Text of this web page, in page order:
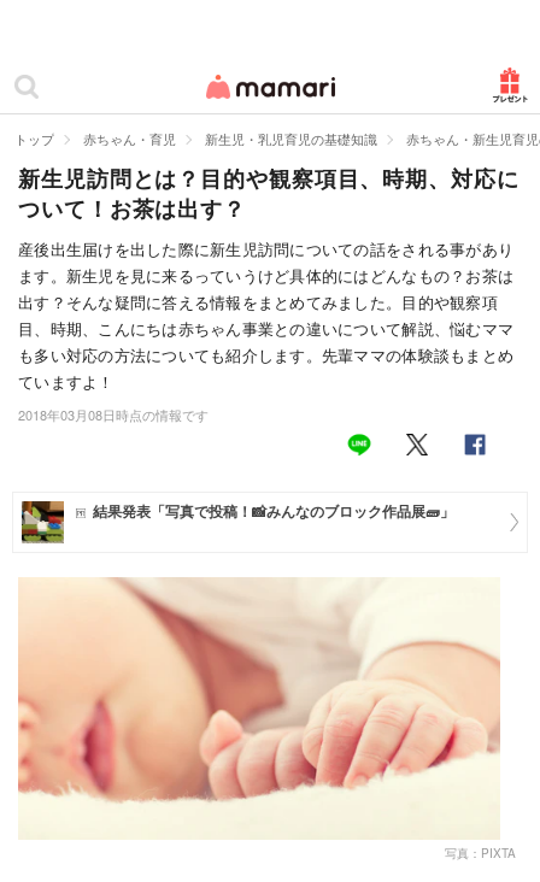
ママリ
カテゴリー一覧
妊娠
出産
赤ちゃん・育児
子育て・家族
病院
美容・ファッション
住まい
マネー
トレンド・イベント
トップ 赤ちゃん・育児 新生児・乳児育児の基礎知識 赤ちゃん・新生児育
新生児訪問とは？目的や観察項目、時期、対応に
ついて！お茶は出す？
産後出生届けを出した際に新生児訪問についての話をされる事があり
ます。新生児を見に来るっていうけど具体的にはどんなもの？お茶は
出す？そんな疑問に答える情報をまとめてみました。目的や観察項
目、時期、こんにちは赤ちゃん事業との違いについて解説、悩むママ
も多い対応の方法についても紹介します。先輩ママの体験談もまとめ
ていますよ！
2018年03月08日時点の情報です
結果発表「写真で投稿！📸みんなのブロック作品展🧱」
写真：PIXTA